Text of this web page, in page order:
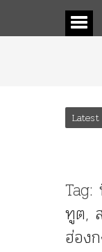
Latest
ลพยุหเสนา” “อรุณเทพบุต
Tag:
ทูต,
ฮ่อง